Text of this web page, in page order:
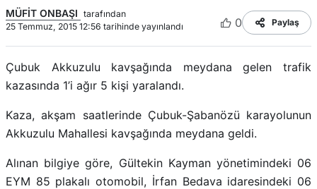
MÜFİT ONBAŞI tarafından
25 Temmuz, 2015 12:56 tarihinde yayınlandı
0 Paylaş
Çubuk Akkuzulu kavşağında meydana gelen trafik
kazasında 1’i ağır 5 kişi yaralandı.
Kaza, akşam saatlerinde Çubuk-Şabanözü karayolunun
Akkuzulu Mahallesi kavşağında meydana geldi.
Alınan bilgiye göre, Gültekin Kayman yönetimindeki 06
EYM 85 plakalı otomobil, İrfan Bedava idaresindeki 06